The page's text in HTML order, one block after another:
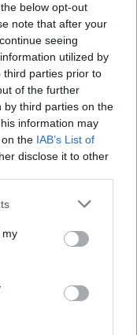
below opt-out
note that after your
seeing
utilized by
third parties prior to
of the further
by third parties on the
information may
the IAB’s List of
disclose it to other
or more Google
You may click to
third-party tags to
in below Google
my